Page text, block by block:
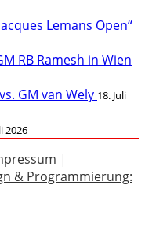
Lemans Open“
RB Ramesh in Wien
GM van Wely 18. Juli
2026
|
& Programmierung: